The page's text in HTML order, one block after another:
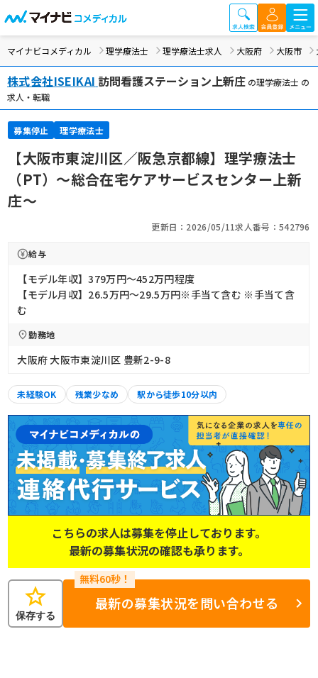
マイナビコメディカル 理学療法士 理学療法士求人 大阪府 大阪市
株式会社ISEIKAI 訪問看護ステーション上新庄の理学療法士 の
求人・転職
募集停止 理学療法士
【大阪市東淀川区／阪急京都線】理学療法士
（PT）～総合在宅ケアサービスセンター上新
庄～
更新日：2026/05/11求人番号：542796
給与
【モデル年収】379万円〜452万円程度
【モデル月収】26.5万円〜29.5万円※手当て含む ※手当て含
む
勤務地
大阪府 大阪市東淀川区 豊新2-9-8
未経験OK 残業少なめ 駅から徒歩10分以内
こちらの求人は募集を停止しております。
最新の募集状況の確認も承ります。
star
保存する
最新の募集状況を問い合わせる